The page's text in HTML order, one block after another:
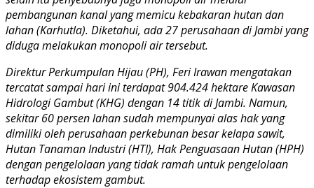
pembangunan kanal yang memicu kebakaran hutan dan
lahan (Karhutla). Diketahui, ada 27 perusahaan di Jambi yang
diduga melakukan monopoli air tersebut.
Direktur Perkumpulan Hijau (PH), Feri Irawan mengatakan
tercatat sampai hari ini terdapat 904.424 hektare Kawasan
Hidrologi Gambut (KHG) dengan 14 titik di Jambi. Namun,
sekitar 60 persen lahan sudah mempunyai alas hak yang
dimiliki oleh perusahaan perkebunan besar kelapa sawit,
Hutan Tanaman Industri (HTI), Hak Penguasaan Hutan (HPH)
dengan pengelolaan yang tidak ramah untuk pengelolaan
terhadap ekosistem gambut.